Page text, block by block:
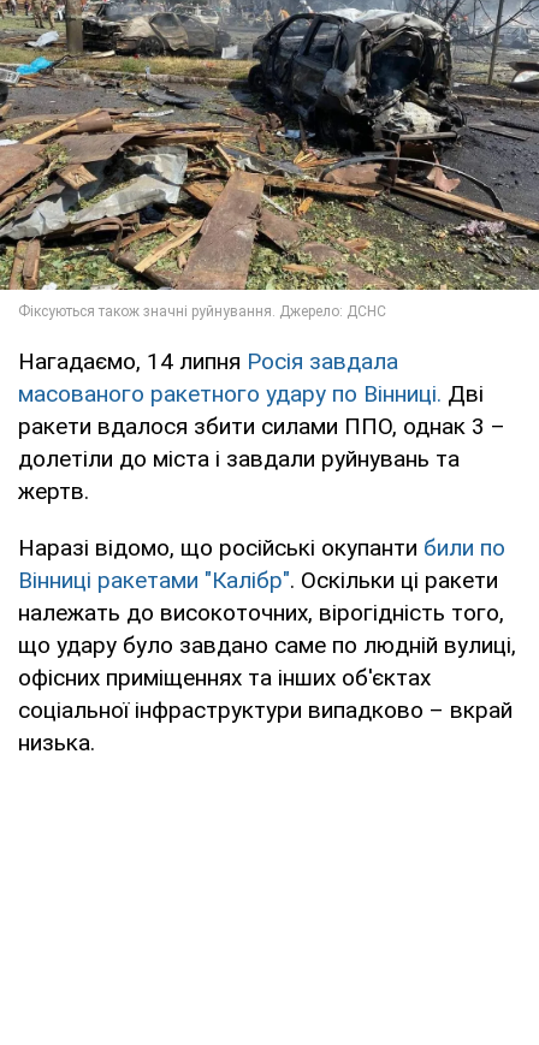
Нагадаємо, 14 липня Росія завдала
масованого ракетного удару по Вінниці. Дві
ракети вдалося збити силами ППО, однак 3 –
долетіли до міста і завдали руйнувань та
жертв.
Наразі відомо, що російські окупанти били по
Вінниці ракетами "Калібр". Оскільки ці ракети
належать до високоточних, вірогідність того,
що удару було завдано саме по людній вулиці,
офісних приміщеннях та інших об'єктах
соціальної інфраструктури випадково – вкрай
низька.